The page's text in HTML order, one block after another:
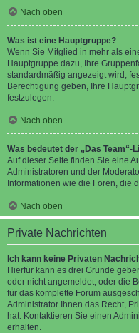
Nach oben
Was ist eine Hauptgruppe?
Wenn Sie Mitglied in mehr als
Hauptgruppe dazu, Ihre
standardmäßig angezeigt wird,
Berechtigung geben, Ihre
festzulegen.
Nach oben
Was bedeutet der „Das Team“-
Auf dieser Seite finden Sie eine
Administratoren und der
Informationen wie die Foren, die
Nach oben
Private Nachrichten
Ich kann keine Privaten
Hierfür kann es drei Gründe
oder nicht angemeldet, oder die
für das komplette Forum
Administrator Ihnen das Recht,
hat. Kontaktieren Sie einen
erhalten.